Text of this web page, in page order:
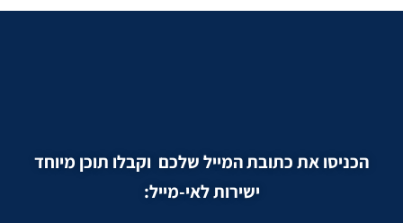
הכניסו את כתובת המייל שלכם וקבלו תוכן מיוחד
ישירות לאי-מייל: